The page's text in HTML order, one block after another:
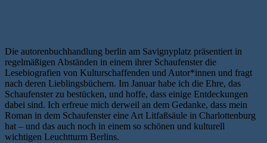
Die autorenbuchhandlung berlin am Savignyplatz präsentiert in
regelmäßigen Abständen in einem ihrer Schaufenster die
Lesebiografien von Kulturschaffenden und Autor*innen und fragt
nach deren Lieblingsbüchern. Im Januar habe ich die Ehre, das
Schaufenster zu bestücken, und hoffe, dass einige Entdeckungen
dabei sind. Ich erfreue mich derweil an dem Gedanke, dass mein
Roman in dem Schaufenster eine Art Litfaßsäule in Charlottenburg
hat – und das auch noch in einem so schönen und kulturell
wichtigen Leuchtturm Berlins.